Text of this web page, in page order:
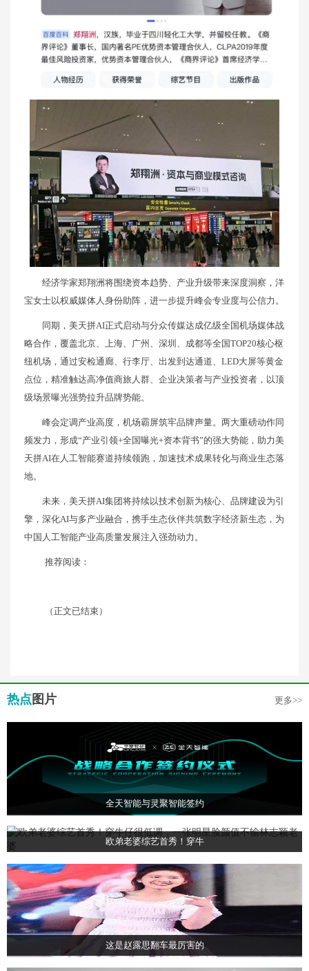
经济学家郑翔洲将围绕资本趋势、产业升级带来深度洞察，洋
宝女士以权威媒体人身份助阵，进一步提升峰会专业度与公信力。
同期，美天拼AI正式启动与分众传媒达成亿级全国机场媒体战
略合作，覆盖北京、上海、广州、深圳、成都等全国TOP20核心枢
纽机场，通过安检通廊、行李厅、出发到达通道、LED大屏等黄金
点位，精准触达高净值商旅人群、企业决策者与产业投资者，以顶
级场景曝光强势拉升品牌势能。
峰会定调产业高度，机场霸屏筑牢品牌声量。两大重磅动作同
频发力，形成“产业引领+全国曝光+资本背书”的强大势能，助力美
天拼AI在人工智能赛道持续领跑，加速技术成果转化与商业生态落
地。
未来，美天拼AI集团将持续以技术创新为核心、品牌建设为引
擎，深化AI与多产业融合，携手生态伙伴共筑数字经济新生态，为
中国人工智能产业高质量发展注入强劲动力。
推荐阅读：
（正文已结束）
热点 图片 更多>>
全天智能与灵聚智能签约
欧弟老婆综艺首秀！穿牛
这是赵露思翻车最厉害的